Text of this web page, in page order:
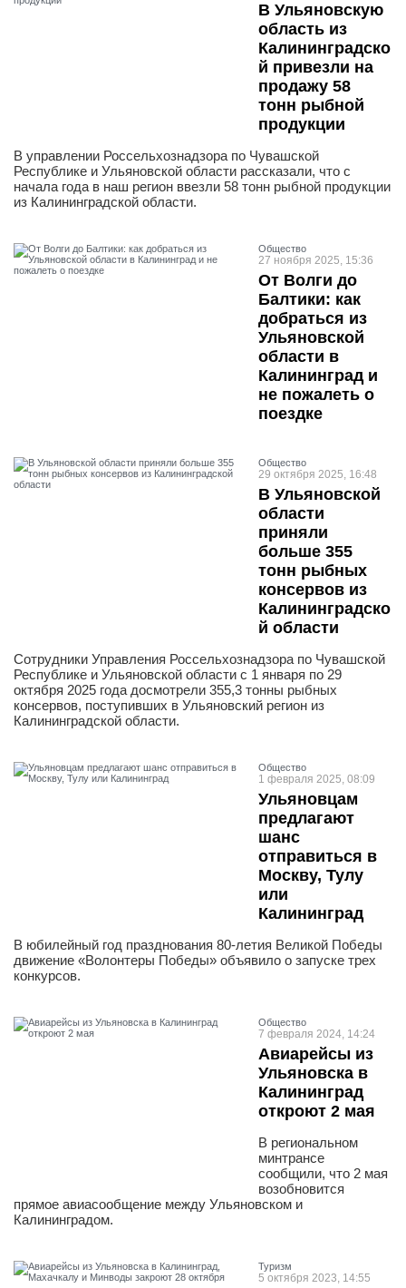
В Ульяновскую
область из
Калининградско
й привезли на
продажу 58
тонн рыбной
продукции
В управлении Россельхознадзора по Чувашской
Республике и Ульяновской области рассказали, что с
начала года в наш регион ввезли 58 тонн рыбной продукции
из Калининградской области.
Общество
27 ноября 2025, 15:36
От Волги до
Балтики: как
добраться из
Ульяновской
области в
Калининград и
не пожалеть о
поездке
Общество
29 октября 2025, 16:48
В Ульяновской
области
приняли
больше 355
тонн рыбных
консервов из
Калининградско
й области
Сотрудники Управления Россельхознадзора по Чувашской
Республике и Ульяновской области с 1 января по 29
октября 2025 года досмотрели 355,3 тонны рыбных
консервов, поступивших в Ульяновский регион из
Калининградской области.
Общество
1 февраля 2025, 08:09
Ульяновцам
предлагают
шанс
отправиться в
Москву, Тулу
или
Калининград
В юбилейный год празднования 80-летия Великой Победы
движение «Волонтеры Победы» объявило о запуске трех
конкурсов.
Общество
7 февраля 2024, 14:24
Авиарейсы из
Ульяновска в
Калининград
откроют 2 мая
В региональном
минтрансе
сообщили, что 2 мая
возобновится
прямое авиасообщение между Ульяновском и
Калининградом.
Туризм
5 октября 2023, 14:55